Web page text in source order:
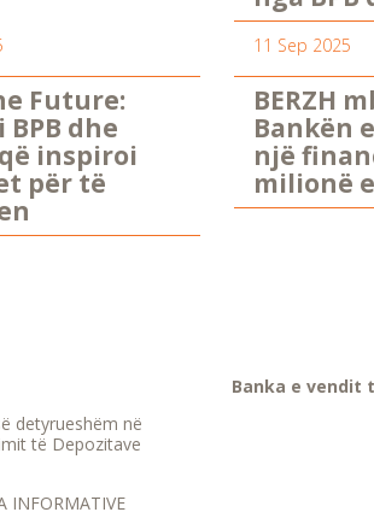
Future:
BPB dhe
që inspiroi
për të
11 Sep 2025
BERZH
Bankën
një
milionë
detyrueshëm në
të Depozitave
INFORMATIVE
Banka e vendit